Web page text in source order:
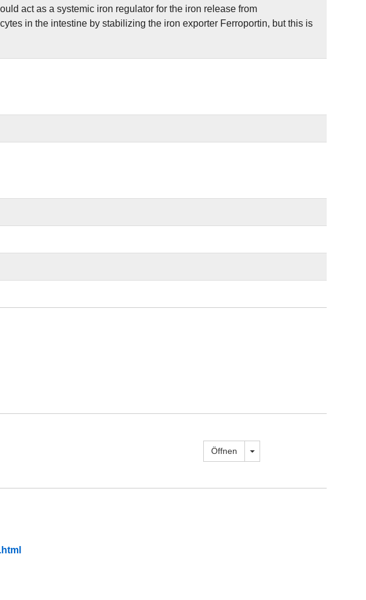
act as a systemic iron regulator for the iron release from
in the intestine by stabilizing the iron exporter Ferroportin, but this is
Öffnen Dropdown öffnen